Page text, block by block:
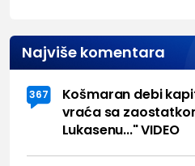
Najviše komentara
367
Košmaran debi
vraća sa
Lukasenu..." VIDEO